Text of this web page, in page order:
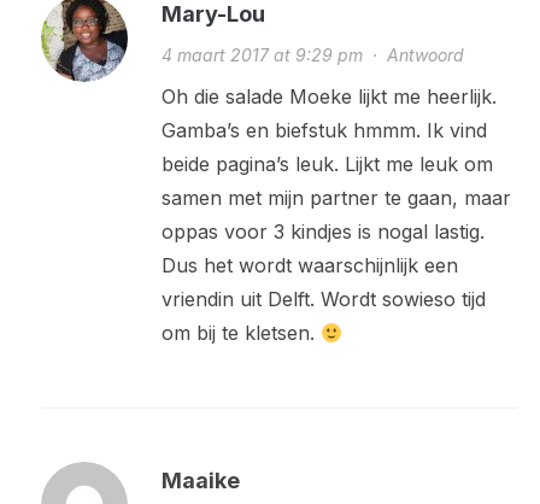
Mary-Lou
4 maart 2017 at 9:29 pm· Antwoord
Oh die salade Moeke lijkt me heerlijk.
Gamba’s en biefstuk hmmm. Ik vind
beide pagina’s leuk. Lijkt me leuk om
samen met mijn partner te gaan, maar
oppas voor 3 kindjes is nogal lastig.
Dus het wordt waarschijnlijk een
vriendin uit Delft. Wordt sowieso tijd
om bij te kletsen.
Maaike